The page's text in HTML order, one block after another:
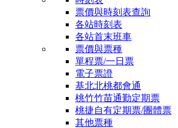
票價與時刻表查詢
各站時刻表
各站首末班車
票價與票種
單程票/一日票
電子票證
基北北桃都會通
桃竹竹苗通勤定期票
桃捷自有定期票/團體票
其他票種